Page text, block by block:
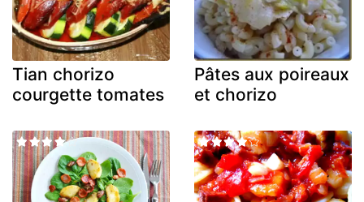
Tian chorizo
courgette tomates
Pâtes aux poireaux
et chorizo